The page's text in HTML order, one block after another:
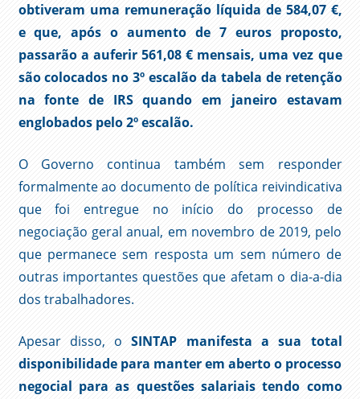
obtiveram uma remuneração líquida de 584,07 €,
e que, após o aumento de 7 euros proposto,
passarão a auferir 561,08 € mensais, uma vez que
são colocados no 3º escalão da tabela de retenção
na fonte de IRS quando em janeiro estavam
englobados pelo 2º escalão.
O Governo continua também sem responder
formalmente ao documento de política reivindicativa
que foi entregue no início do processo de
negociação geral anual, em novembro de 2019, pelo
que permanece sem resposta um sem número de
outras importantes questões que afetam o dia-a-dia
dos trabalhadores.
Apesar disso, oSINTAP manifesta a sua total
disponibilidade para manter em aberto o processo
negocial para as questões salariais tendo como